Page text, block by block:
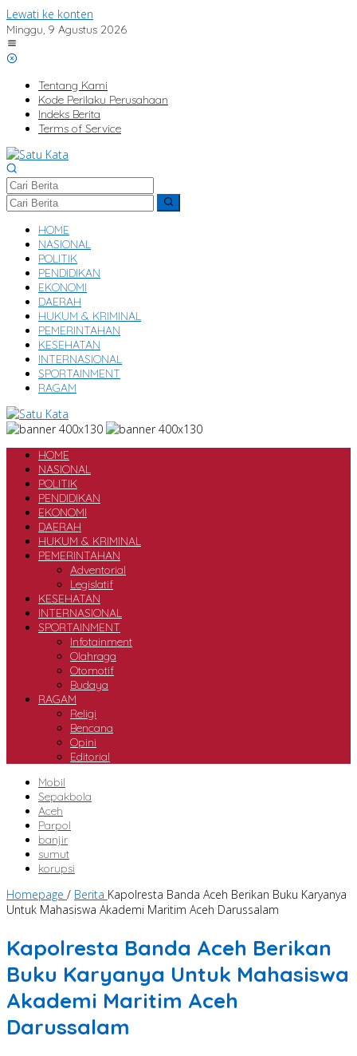
Lewati ke konten
Minggu, 9 Agustus 2026
Tentang Kami
Kode Perilaku Perusahaan
Indeks Berita
Terms of Service
HOME
NASIONAL
POLITIK
PENDIDIKAN
EKONOMI
DAERAH
HUKUM & KRIMINAL
PEMERINTAHAN
KESEHATAN
INTERNASIONAL
SPORTAINMENT
RAGAM
HOME
NASIONAL
POLITIK
PENDIDIKAN
EKONOMI
DAERAH
HUKUM & KRIMINAL
PEMERINTAHAN
Adventorial
Legislatif
KESEHATAN
INTERNASIONAL
SPORTAINMENT
Infotainment
Olahraga
Otomotif
Budaya
RAGAM
Religi
Bencana
Opini
Editorial
Mobil
Sepakbola
Aceh
Parpol
banjir
sumut
korupsi
Homepage / Berita Kapolresta Banda Aceh Berikan Buku Karyanya
Untuk Mahasiswa Akademi Maritim Aceh Darussalam
Kapolresta Banda Aceh Berikan
Buku Karyanya Untuk Mahasiswa
Akademi Maritim Aceh
Darussalam